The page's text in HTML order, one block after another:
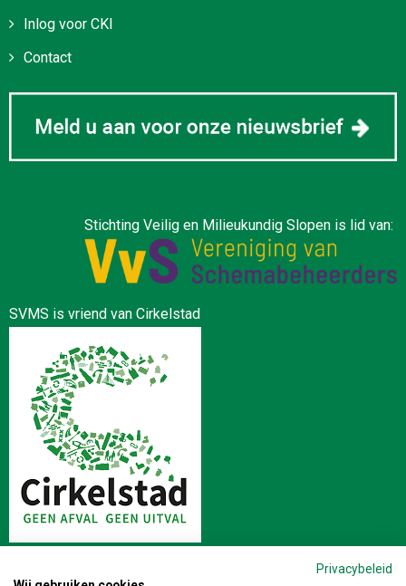
Inlog voor CKI
Contact
Stichting Veilig en Milieukundig Slopen is lid van:
SVMS is vriend van Cirkelstad
Privacybeleid